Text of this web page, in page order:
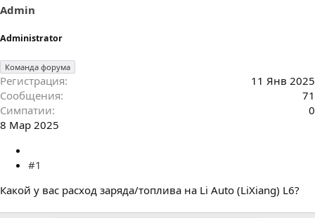
ы
Admin
Administrator
Команда форума
Регистрация
11 Янв 2025
Сообщения
71
Симпатии
0
8 Мар 2025
#1
Какой у вас расход заряда/топлива на Li Auto (LiXiang) L6?